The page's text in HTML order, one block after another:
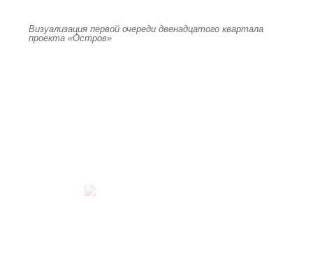
Визуализация первой очереди двенадцатого квартала
проекта «Остров»